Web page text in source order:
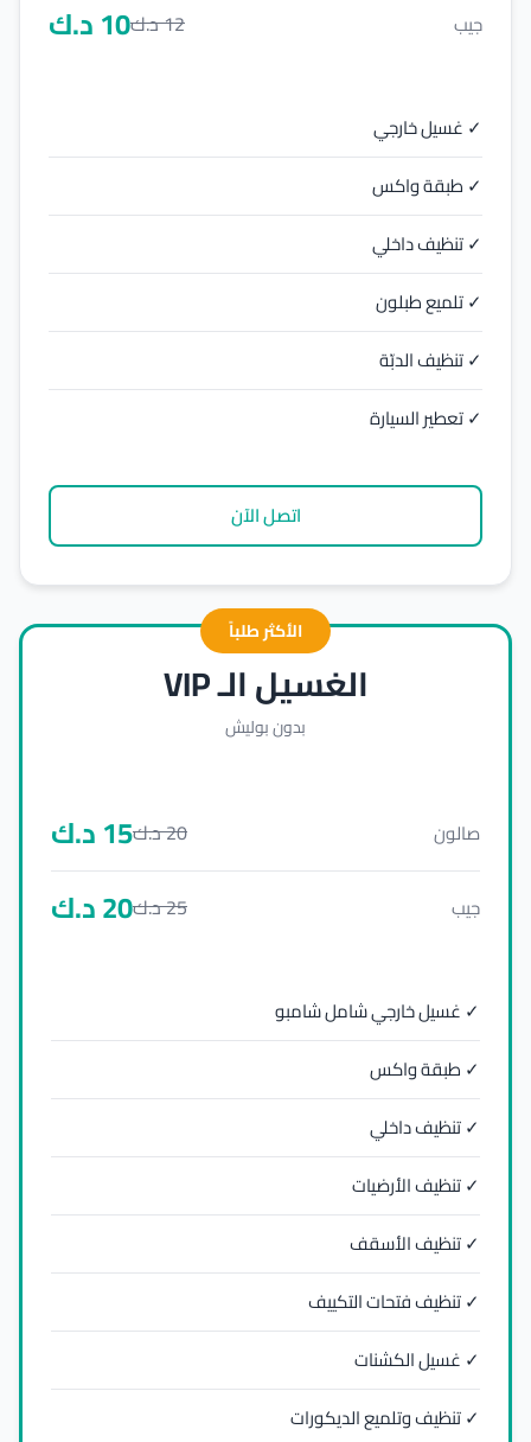
جيب 12د.ك10د.ك
✓ غسيل خارجي
✓ طبقة واكس
✓ تنظيف داخلي
✓ تلميع طبلون
✓ تنظيف الدبّة
✓ تعطير السيارة
اتصل الآن
الأكثر طلباً
الغسيل الـ VIP
بدون بوليش
صالون 20د.ك15د.ك
جيب 25د.ك20د.ك
✓ غسيل خارجي شامل شامبو
✓ طبقة واكس
✓ تنظيف داخلي
✓ تنظيف الأرضيات
✓ تنظيف الأسقف
✓ تنظيف فتحات التكييف
✓ غسيل الكشنات
✓ تنظيف وتلميع الديكورات